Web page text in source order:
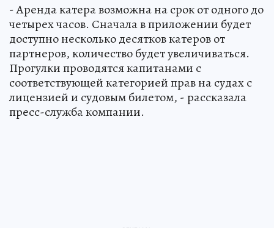
- Аренда катера возможна на срок от одного до
четырех часов. Сначала в приложении будет
доступно несколько десятков катеров от
партнеров, количество будет увеличиваться.
Прогулки проводятся капитанами с
соответствующей категорией прав на судах с
лицензией и судовым билетом, - рассказала
пресс-служба компании.